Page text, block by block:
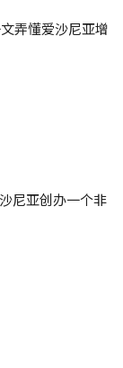
弄懂爱沙尼亚增
尼亚创办一个非